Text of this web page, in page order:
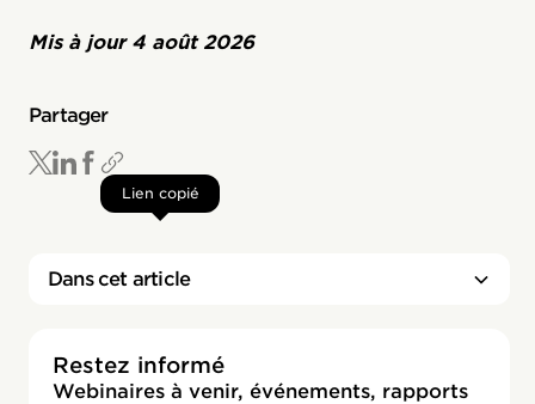
Mis à jour 4 août 2026
Partager
Lien copié
Dans cet article
Restez informé
Webinaires à venir, événements, rapports